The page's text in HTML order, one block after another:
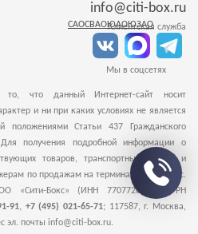
info@citi-box.ru
Клиентская служба
Мы в соцсетях
САОСВАОЮАОЮЗАО
что данный Интернет-сайт носит
и ни при каких условиях не является
положениями Статьи 437 Гражданского
получения подробной информации о
товаров, транспортных услугах и
по продажам на терминалы Сити-Бокс.
«Сити-Бокс» (ИНН 7707728911, ОГРН
91, +7 (495) 021-65-71; 117587,г. Москва,
эл. почты info@citi-box.ru.